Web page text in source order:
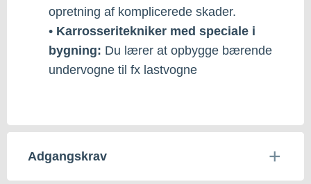
opretning af komplicerede skader.
• Karrosseritekniker med speciale i
bygning: Du lærer at opbygge bærende
undervogne til fx lastvogne
Adgangskrav